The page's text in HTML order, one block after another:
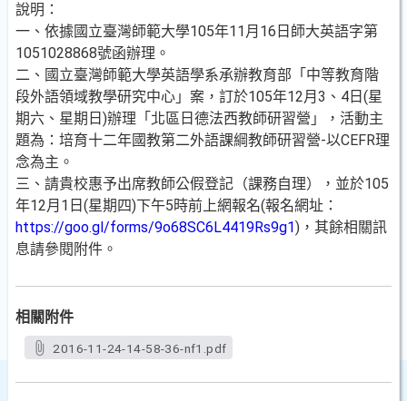
說明：
一、依據國立臺灣師範大學105年11月16日師大英語字第
1051028868號函辦理。
二、國立臺灣師範大學英語學系承辦教育部「中等教育階
段外語領域教學研究中心」案，訂於105年12月3、4日(星
期六、星期日)辦理「北區日德法西教師研習營」，活動主
題為：培育十二年國教第二外語課綱教師研習營-以CEFR理
念為主。
三、請貴校惠予出席教師公假登記（課務自理），並於105
年12月1日(星期四)下午5時前上網報名(報名網址：
https://goo.gl/forms/9o68SC6L4419Rs9g1)，其餘相關訊
息請參閱附件。
相關附件
2016-11-24-14-58-36-nf1.pdf